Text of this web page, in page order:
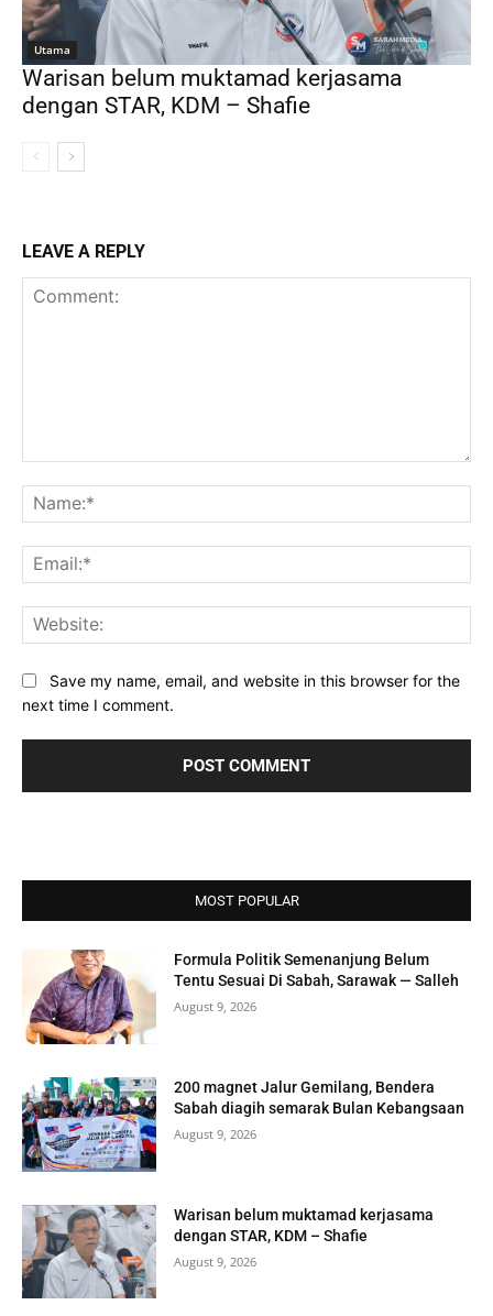
Utama
Warisan belum muktamad kerjasama
dengan STAR, KDM – Shafie
LEAVE A REPLY
Save my name, email, and website in this browser for the
next time I comment.
MOST POPULAR
Formula Politik Semenanjung Belum
Tentu Sesuai Di Sabah, Sarawak — Salleh
August 9, 2026
200 magnet Jalur Gemilang, Bendera
Sabah diagih semarak Bulan Kebangsaan
August 9, 2026
Warisan belum muktamad kerjasama
dengan STAR, KDM – Shafie
August 9, 2026